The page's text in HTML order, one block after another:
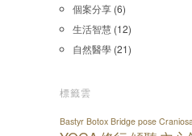
個案分享 (6)
生活智慧 (12)
自然醫學 (21)
標籤雲
Bastyr Botox Bridge pose